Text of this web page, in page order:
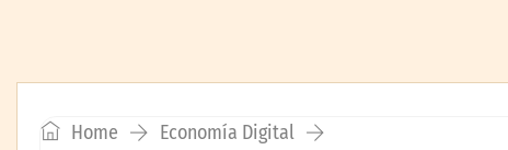
Home
Economía Digital